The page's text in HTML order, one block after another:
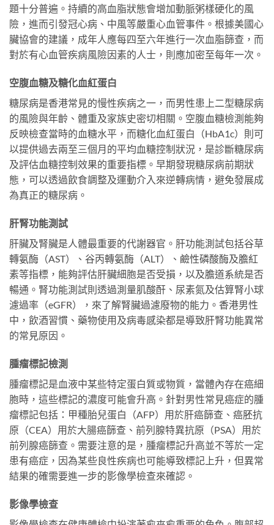
題十分普遍。持續的高血脂狀態會增加動脈粥樣硬化的風
險，進而引發冠心病、中風等嚴重心血管事件。根據美國心
臟協會的建議，成年人應每四至六年進行一次血脂篩查，而
對於有心血管疾病風險因素的人士，則應加密至每年一次。
空腹血糖及糖化血紅蛋白
糖尿病是香港常見的慢性疾病之一，而男性患上二型糖尿病
的風險與年齡、體重及家族史密切相關。空腹血糖檢測能夠
反映檢查當時的血糖水平，而糖化血紅蛋白（HbA1c）則可
以提供過去兩至三個月的平均血糖控制狀況，是診斷糖尿病
及評估血糖控制效果的重要指標。早期發現糖尿病前期狀
態，可以透過飲食調整及運動介入來逆轉病情，避免發展成
為真正的糖尿病。
肝腎功能測試
肝臟及腎臟是人體最重要的代謝器官。肝功能測試包括谷草
轉氨酶（AST）、谷丙轉氨酶（ALT）、鹼性磷酸酶及膽紅
素等指標，能夠評估肝臟細胞是否受損，以及膽道系統是否
暢通。腎功能測試則透過測量肌酸酐、尿素氮及估算腎小球
濾過率（eGFR），來了解腎臟過濾廢物的能力。香港男性
中，飲酒習慣、藥物使用及病毒感染都是導致肝腎功能異常
的常見原因。
腫瘤標記檢測
腫瘤標記是血液中某些特定蛋白質或物質，當體內存在癌細
胞時，這些標記的濃度可能會升高。針對男性常見癌症的腫
瘤標記包括：甲種胎兒蛋白（AFP）用於肝癌篩查、癌胚抗
原（CEA）用於大腸癌篩查、前列腺特異抗原（PSA）用於
前列腺癌篩查。需要注意的是，腫瘤標記升高並不等於一定
患有癌症，因為某些良性疾病也可能導致標記上升，但異常
結果的確需要進一步的影像學檢查來確認。
影像學檢查